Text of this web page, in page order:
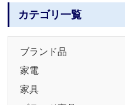
カテゴリ一覧
ブランド品
家電
家具